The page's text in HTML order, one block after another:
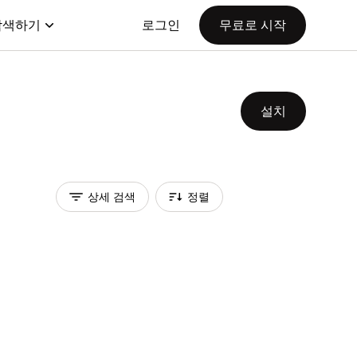
하기 로그인 무료로 시작
설치
상세 검색 정렬